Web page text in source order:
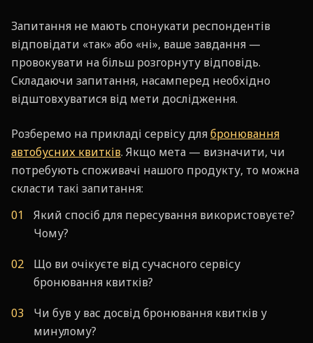
Запитання не мають спонукати респондентів
відповідати «так» або «ні», ваше завдання —
провокувати на більш розгорнуту відповідь.
Складаючи запитання, насамперед необхідно
відштовхуватися від мети дослідження.
Розберемо на прикладі сервісу длябронювання
автобусних квитків. Якщо мета — визначити, чи
потребують споживачі нашого продукту, то можна
скласти такі запитання:
Який спосіб для пересування використовуєте?
Чому?
Що ви очікуєте від сучасного сервісу
бронювання квитків?
Чи був у вас досвід бронювання квитків у
минулому?